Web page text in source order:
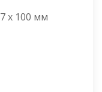
x 100 мм